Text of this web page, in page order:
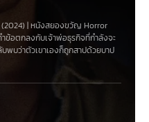
|หนังสยองขวัญ Horror
ข้อตกลงกับเจ้าพ่อธุรกิจที่กำลังจะ
บว่าตัวเขาเองก็ถูกสาปด้วยบาป